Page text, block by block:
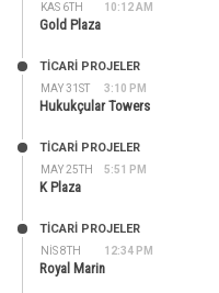
KAS 6TH 10:12 AM
Gold Plaza
MAY 31ST 3:10 PM
TİCARİ PROJELER
Hukukçular Towers
MAY 25TH 5:51 PM
TİCARİ PROJELER
K Plaza
NIS 8TH 12:34 PM
TİCARİ PROJELER
Royal Marin